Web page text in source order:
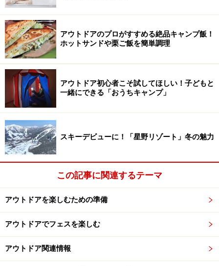
キッズランドテント内の遊び場と授乳室
刃物や工具を使っての木工体験、自然を生かして作られ
た大掛かりなアスレチックスなど、わくわくするような
遊びが体験できることに加え、フェイスペインティング
や絵本の読み聞かせなど楽しい企画が随時開催されてい
ます。経験豊かなプレイリーダーが子どもたちを見守っ
ているのも大きな魅力。ただし託児スペースではないの
で、親がしっかりと見守りながら一緒に森の中で遊ぶ気
持ちよさを体験できる場所です。
プライオリティーテント
メインのグリーンステージ後方に、からだの不自由な
方、子ども連れ、妊婦のための屋根のあるスペースが設
日差しをしのげるだけでずいぶん快適になります。プラ
イオリティーテントの前の入り口部分は大きく開かれて
アウトドアのプロがすすめる絶品キャンプ飯！
ホットサンドや栗ご飯を簡単調理
アウトドア初心者こそ試してほしい！子どもと
一緒にできる「おうちキャンプ」
スキーデビューに！「星野リゾート」冬の魅力
この記事に関連するテーマ
アウトドアを楽しむための準備
アウトドアでフェスを楽しむ
アウトドア関連情報